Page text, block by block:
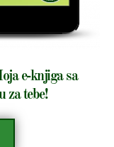
e-knjiga sa
za tebe!